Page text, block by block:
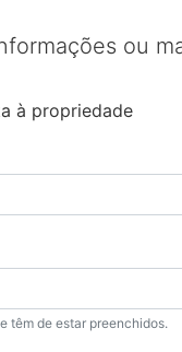
ou
à propriedade
têm de estar preenchidos.